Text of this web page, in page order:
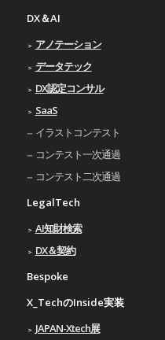
DX＆AI
アノテーション
データテック
DX認定コンサル
SaaS
イラストコンテスト
コンテスト一次通過
コンテスト二次通過
LegalTech
AI知財検索
DX＆契約
Bespoke
X_TechのInside実装
JAPAN-Xtech展